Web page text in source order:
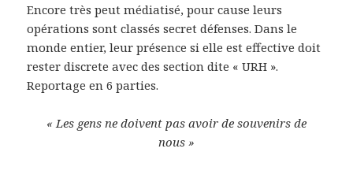
Encore très peut médiatisé, pour cause leurs
opérations sont classés secret défenses. Dans le
monde entier, leur présence si elle est effective doit
rester discrete avec des section dite « URH ».
Reportage en 6 parties.
« Les gens ne doivent pas avoir de souvenirs de
nous »